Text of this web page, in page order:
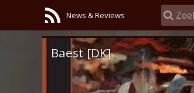
News & Reviews
Baest [DK]